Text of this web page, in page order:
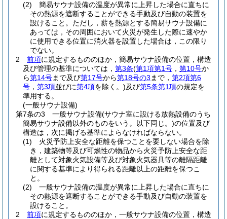
(2)
簡易サウナ設備の温度が異常に上昇した場合に直ちに
その熱源を遮断することができる手動及び自動の装置を
設けること。 ただし，薪を熱源とする簡易サウナ設備に
あっては，その周囲において火災が発生した際に速やか
に使用できる位置に消火器を設置した場合は，この限り
でない。
2
前項に規定するもののほか，簡易サウナ設備の位置，構造
及び管理の基準については， 第3条(第1項第1号 ， 第10号か
ら第14号まで及び第17号から第18号の3 まで， 第2項第6
号 ， 第3項並びに第4項を除く。)及び第5条第1項の規定を
準用する。
(一般サウナ設備)
第7条の3
一般サウナ設備(サウナ室に設ける放熱設備のうち
簡易サウナ設備以外のものをいう。以下同じ。)の位置及び
構造は，次に掲げる基準によらなければならない。
(1)
火災予防上安全な距離を保つことを要しない場合を除
き，建築物等及び可燃性の物品から火災予防上安全な距
離として対象火気設備等及び対象火気器具等の離隔距離
に関する基準により得られる距離以上の距離を保つこ
と。
(2)
一般サウナ設備の温度が異常に上昇した場合に直ちに
その熱源を遮断することができる手動及び自動の装置を
設けること。
2
前項に規定するもののほか，一般サウナ設備の位置，構造